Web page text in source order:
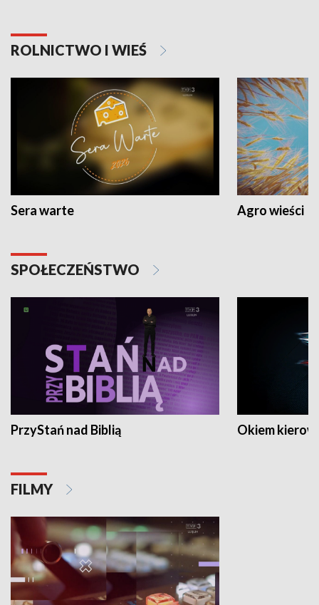
ROLNICTWO I WIEŚ
Sera warte Agro wieści
SPOŁECZEŃSTWO
PrzyStań nad Biblią Okiem
FILMY